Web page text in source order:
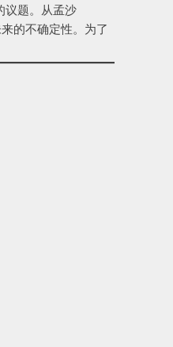
议题。从孟沙
的不确定性。为了